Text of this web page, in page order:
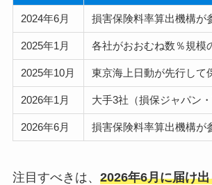
2024年6月 損害保険料率算出機構が
2025年1月 各社がおおむね数％規模
2025年10月 東京海上日動が先行して
2026年1月 大手3社（損保ジャパン
2026年6月 損害保険料率算出機構が
注目すべきは、 2026年6月に届け